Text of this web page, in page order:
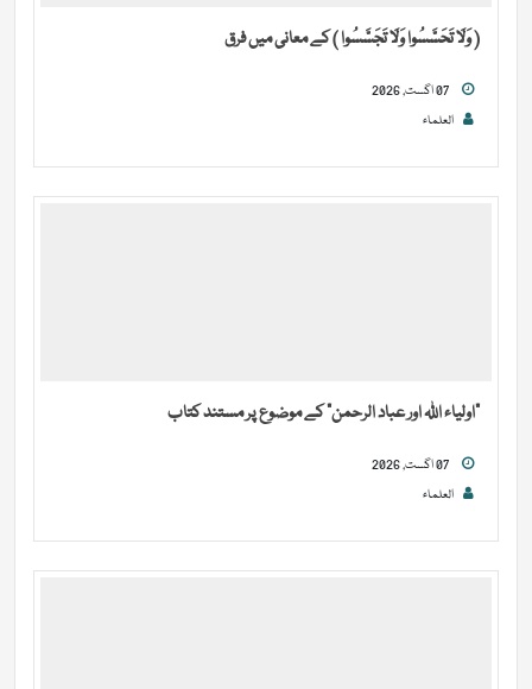
( وَلَا تَحَسَّسُوا وَلَا تَجَسَّسُوا ) کے معانی میں فرق
العلماء
“اولیاء اللہ اور عباد الرحمن” کے موضوع پر مستند کتاب
العلماء